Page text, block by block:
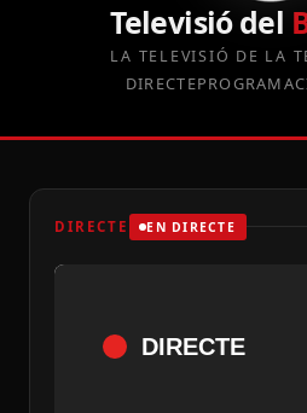
Televisió del
LA TELEVISIÓ DE LA
DIRECTE
DIRECTE EN DIRECTE
DIRECTE